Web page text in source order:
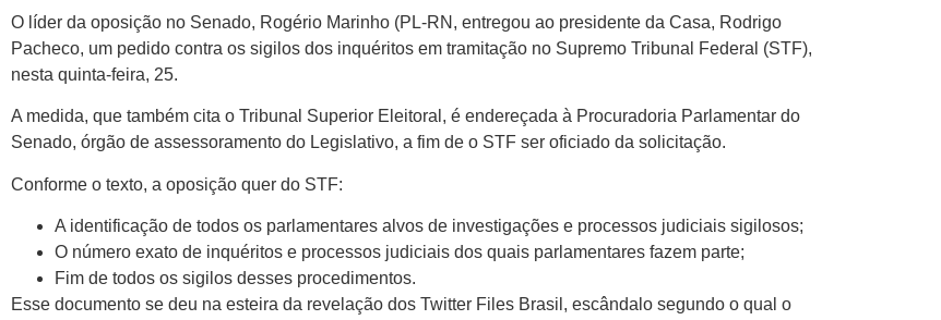
O líder da oposição no Senado, Rogério Marinho (PL-RN, entregou ao presidente da Casa, Rodrigo
Pacheco, um pedido contra os sigilos dos inquéritos em tramitação no Supremo Tribunal Federal (STF),
nesta quinta-feira, 25.
A medida, que também cita o Tribunal Superior Eleitoral, é endereçada à Procuradoria Parlamentar do
Senado, órgão de assessoramento do Legislativo, a fim de o STF ser oficiado da solicitação.
Conforme o texto, a oposição quer do STF:
A identificação de todos os parlamentares alvos de investigações e processos judiciais sigilosos;
O número exato de inquéritos e processos judiciais dos quais parlamentares fazem parte;
Fim de todos os sigilos desses procedimentos.
Esse documento se deu na esteira da revelação dos Twitter Files Brasil, escândalo segundo o qual o